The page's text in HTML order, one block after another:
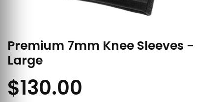
Premium 7mm Knee Sleeves -
Large
$130.00